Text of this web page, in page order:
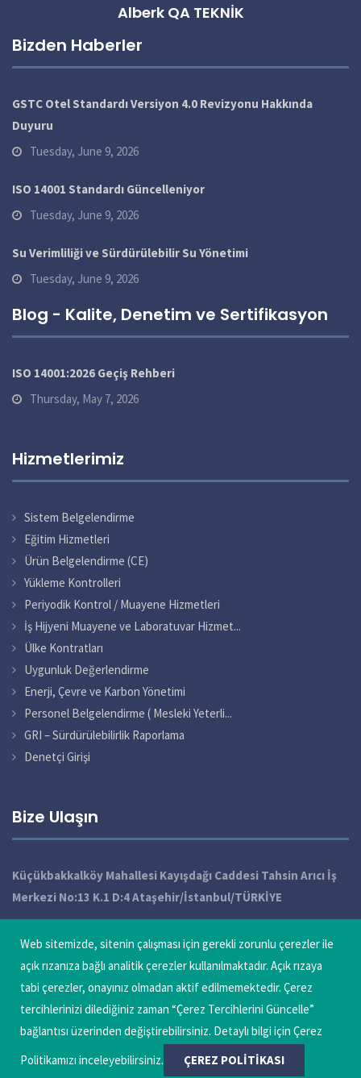
Web sitemizde, sitenin çalışması için gerekli zorunlu çerezler ile
açık rızanıza bağlı analitik çerezler kullanılmaktadır. Açık rızaya
tabi çerezler, onayınız olmadan aktif edilmemektedir. Çerez
tercihlerinizi dilediğiniz zaman “Çerez Tercihlerini Güncelle”
bağlantısı üzerinden değiştirebilirsiniz. Detaylı bilgi için Çerez
Politikamızı inceleyebilirsiniz.
ÇEREZ POLITIKASI
Alberk QA TEKNİK
Bizden Haberler
GSTC Otel Standardı Versiyon 4.0 Revizyonu Hakkında
Duyuru
Tuesday, June 9, 2026
ISO 14001 Standardı Güncelleniyor
Tuesday, June 9, 2026
Su Verimliliği ve Sürdürülebilir Su Yönetimi
Tuesday, June 9, 2026
Blog - Kalite, Denetim ve Sertifikasyon
ISO 14001:2026 Geçiş Rehberi
Thursday, May 7, 2026
Hizmetlerimiz
Sistem Belgelendirme
Eğitim Hizmetleri
Ürün Belgelendirme (CE)
Yükleme Kontrolleri
Periyodik Kontrol / Muayene Hizmetleri
İş Hijyeni Muayene ve Laboratuvar Hizmet...
Ülke Kontratları
Uygunluk Değerlendirme
Enerji, Çevre ve Karbon Yönetimi
Personel Belgelendirme ( Mesleki Yeterli...
GRI – Sürdürülebilirlik Raporlama
Denetçi Girişi
Bize Ulaşın
Küçükbakkalköy Mahallesi Kayışdağı Caddesi Tahsin Arıcı İş
Merkezi No:13 K.1 D:4 Ataşehir/İstanbul/TÜRKİYE
Çerez Tercihlerini Güncelle